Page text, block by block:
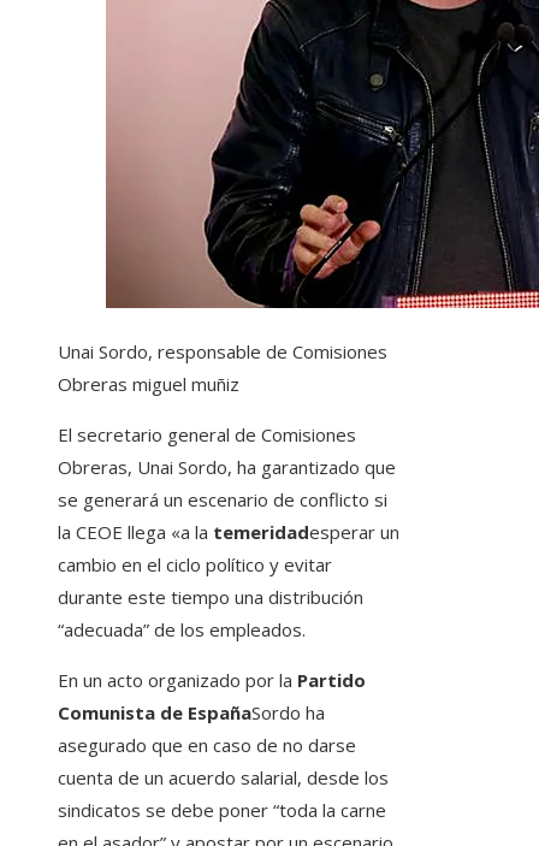
Unai Sordo, responsable de Comisiones
Obreras miguel muñiz
El secretario general de Comisiones
Obreras, Unai Sordo, ha garantizado que
se generará un escenario de conflicto si
la CEOE llega «a la temeridadesperar un
cambio en el ciclo político y evitar
durante este tiempo una distribución
“adecuada” de los empleados.
En un acto organizado por la Partido
Comunista de EspañaSordo ha
asegurado que en caso de no darse
cuenta de un acuerdo salarial, desde los
sindicatos se debe poner “toda la carne